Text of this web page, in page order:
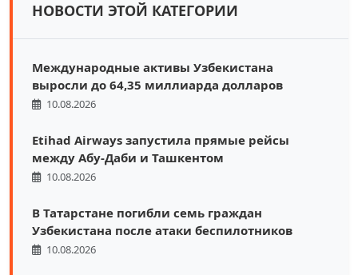
НОВОСТИ ЭТОЙ КАТЕГОРИИ
Международные активы Узбекистана
выросли до 64,35 миллиарда долларов
10.08.2026
Etihad Airways запустила прямые рейсы
между Абу-Даби и Ташкентом
10.08.2026
В Татарстане погибли семь граждан
Узбекистана после атаки беспилотников
10.08.2026